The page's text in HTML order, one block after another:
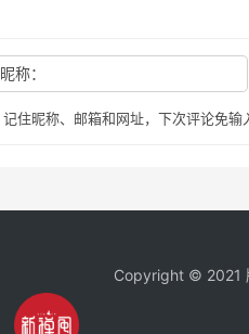
昵称：
记住昵称、邮箱和网址，下次评论免输
Copyright © 2021